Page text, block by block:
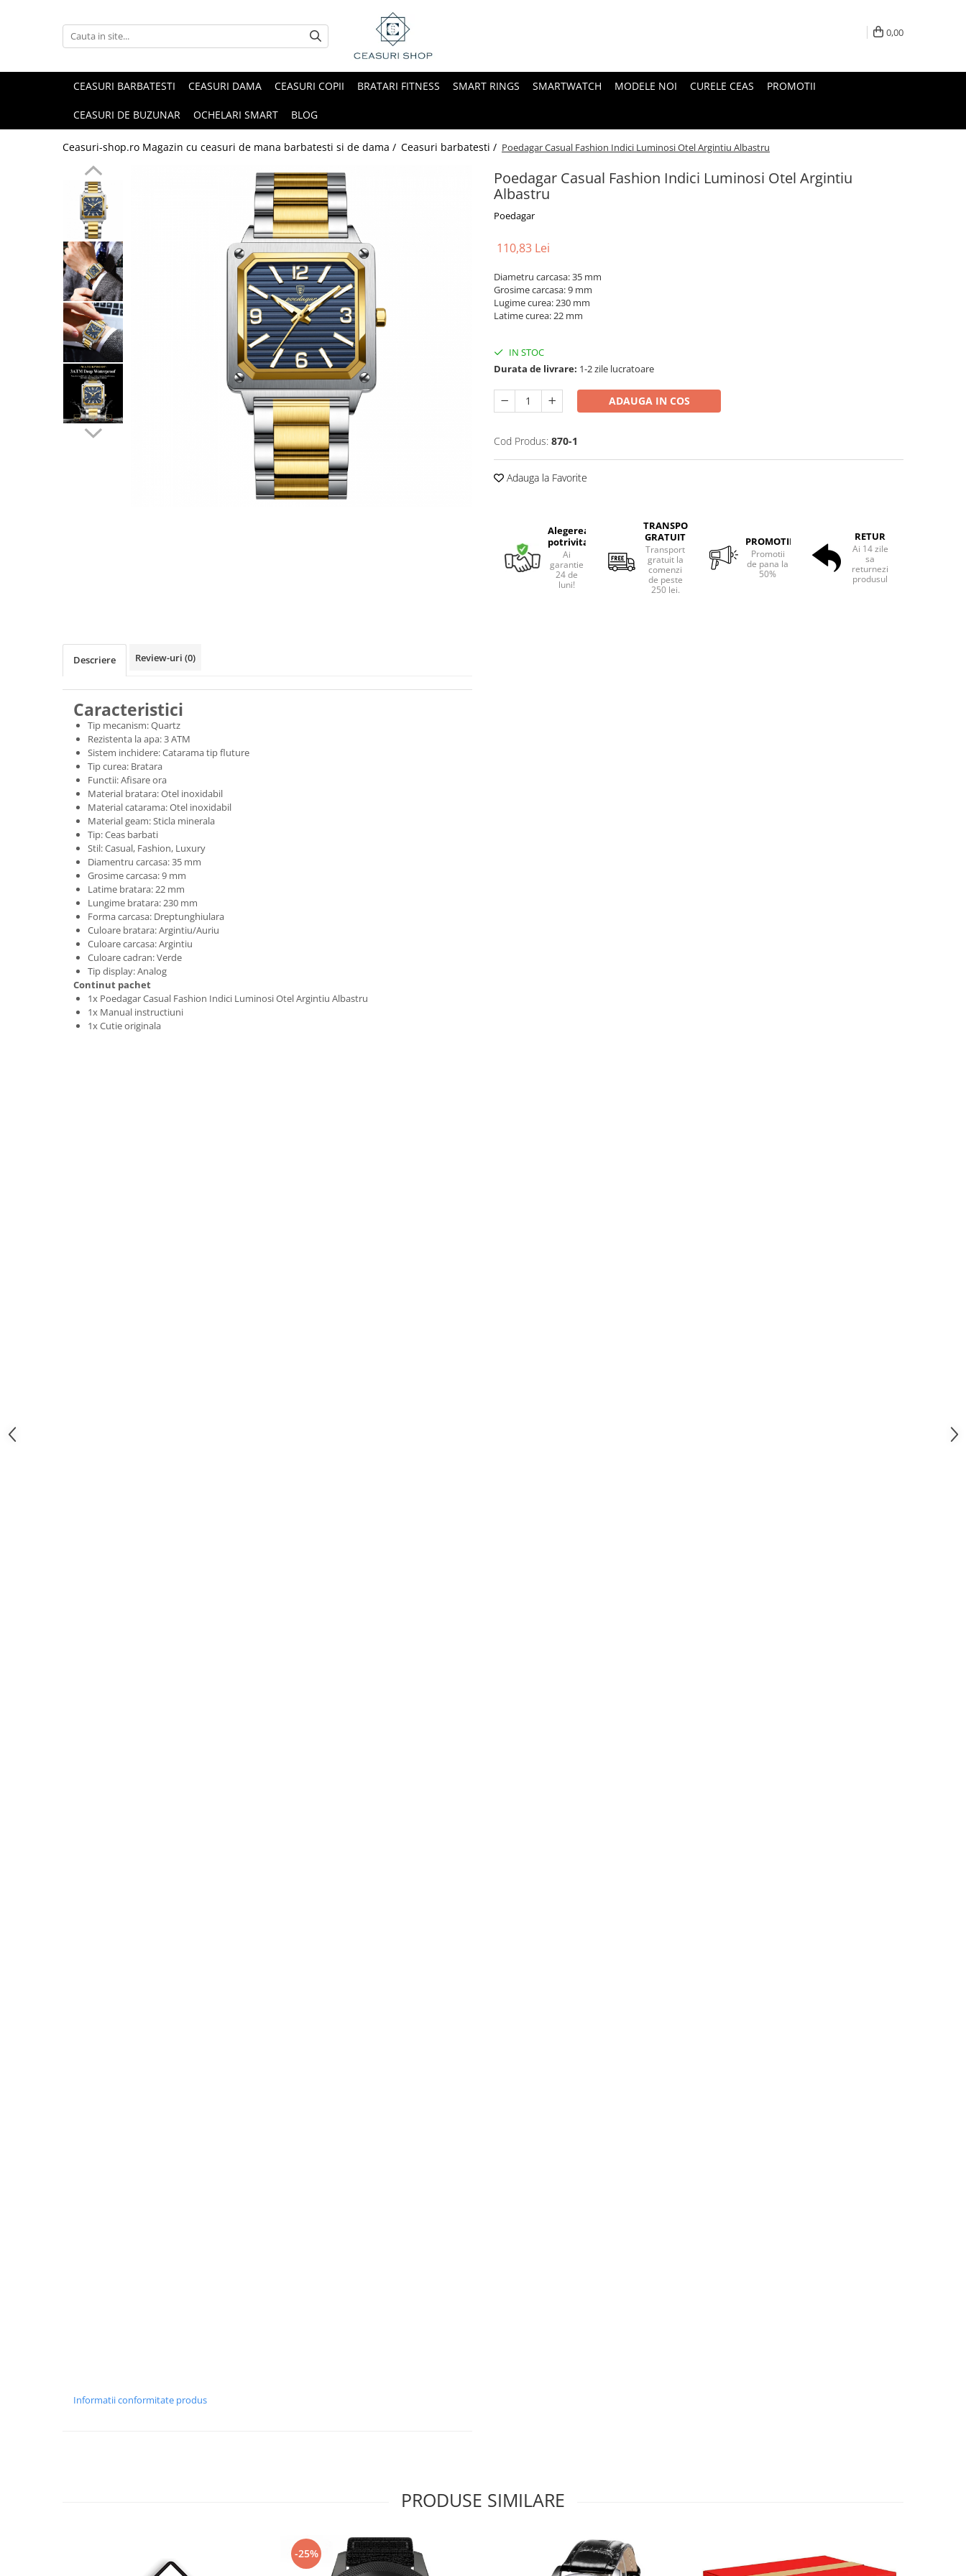
0,00
CEASURI BARBATESTI CEASURI DAMA CEASURI COPII BRATARI FITNESS SMART RINGS SMARTWATCH MODELE NOI CURELE CEAS PROMOTII
CEASURI DE BUZUNAR OCHELARI SMART BLOG
Ceasuri-shop.ro Magazin cu ceasuri de mana barbatesti si de dama / Ceasuri barbatesti / Poedagar Casual Fashion Indici Luminosi Otel Argintiu Albastru
Poedagar Casual Fashion Indici Luminosi Otel Argintiu
Albastru
Poedagar
110,83 Lei
Diametru carcasa: 35 mm
Grosime carcasa: 9 mm
Lugime curea: 230 mm
Latime curea: 22 mm
IN STOC
Durata de livrare: 1-2 zile lucratoare
ADAUGA IN COS
Cod Produs: 870-1
Adauga la Favorite
Alegerea
potrivita
Ai
garantie
24 de
luni!
TRANSPORT
GRATUIT
Transport
gratuit la
comenzi
de peste
250 lei.
PROMOTII
Promotii
de pana la
50%
RETUR
Ai 14 zile
sa
returnezi
produsul
Descriere Review-uri (0)
Caracteristici
Tip mecanism: Quartz
Rezistenta la apa: 3 ATM
Sistem inchidere: Catarama tip fluture
Tip curea: Bratara
Functii: Afisare ora
Material bratara: Otel inoxidabil
Material catarama: Otel inoxidabil
Material geam: Sticla minerala
Tip: Ceas barbati
Stil: Casual, Fashion, Luxury
Diamentru carcasa: 35 mm
Grosime carcasa: 9 mm
Latime bratara: 22 mm
Lungime bratara: 230 mm
Forma carcasa: Dreptunghiulara
Culoare bratara: Argintiu/Auriu
Culoare carcasa: Argintiu
Culoare cadran: Verde
Tip display: Analog
Continut pachet
1x Poedagar Casual Fashion Indici Luminosi Otel Argintiu Albastru
1x Manual instructiuni
1x Cutie originala
Informatii conformitate produs
PRODUSE SIMILARE
-25%